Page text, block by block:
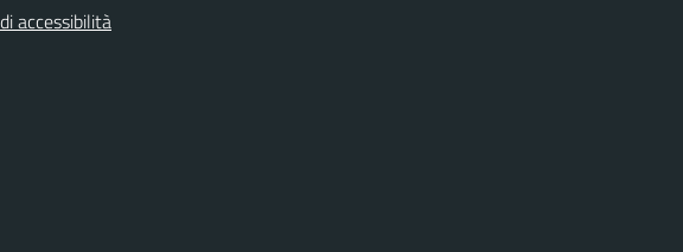
accessibilità